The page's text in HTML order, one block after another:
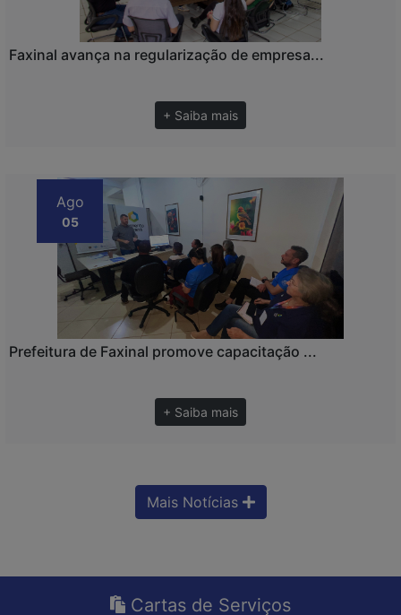
Faxinal avança na regularização de empresa...
+ Saiba mais
Ago
05
Prefeitura de Faxinal promove capacitação ...
+ Saiba mais
Mais Notícias
Cartas de Serviços